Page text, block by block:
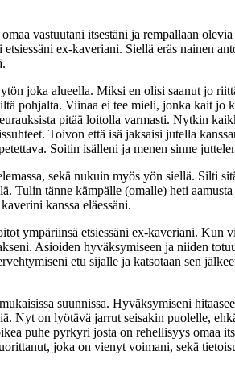
vastuutani itsestäni ja rempallaan
ex-kaveriani. Siellä eräs nainen
joka alueella. Miksi en olisi saanut jo
pohjalta. Viinaa ei tee mieli, jonka kait
pitää loitolla varmasti. Nytkin
Toivon että isä jaksaisi jutella
Soitin isälleni ja menen sinne
sekä nukuin myös yön siellä. Silti
tänne kämpälle (omalle) heti
kanssa eläessäni.
ympäriinsä etsiessäni ex-kaveriani. Kun
Asioiden hyväksymiseen ja niiden
etu sijalle ja katsotaan sen
suunnissa. Hyväksymiseni
Nyt on lyötävä jarrut seisakin puolelle,
puhe pyrkyri josta on rehellisyys omaa
joka on vienyt voimani, sekä